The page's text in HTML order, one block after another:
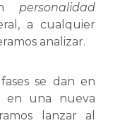
personalidad
a cualquier
analizar.
se dan en
en una nueva
lanzar al